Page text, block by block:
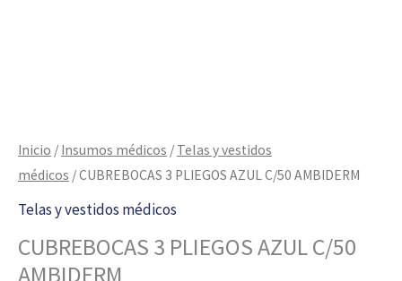
Inicio / Insumos médicos / Telas y vestidos
médicos / CUBREBOCAS 3 PLIEGOS AZUL C/50 AMBIDERM
Telas y vestidos médicos
CUBREBOCAS 3 PLIEGOS AZUL C/50
AMBIDERM